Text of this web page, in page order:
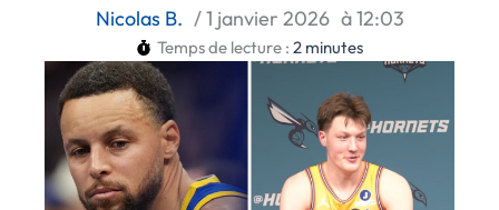
Nicolas B. /1 janvier 2026 à12:03
Temps de lecture : 2 minutes